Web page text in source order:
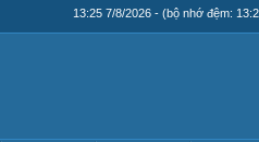
13:25 7/8/2026 - (bộ nhớ đệm: